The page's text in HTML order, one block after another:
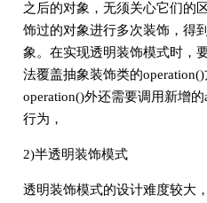
之后的对象，无须关心它们的
饰过的对象进行多次装饰，得
象。在实现透明装饰模式时，
法覆盖抽象装饰类的
operation()外还需要调用新增
行为，
2)半透明装饰模式
透明装饰模式的设计难度较大